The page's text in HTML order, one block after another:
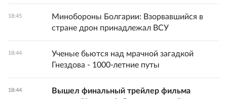
18:45
Минобороны Болгарии: Взорвавшийся в
стране дрон принадлежал ВСУ
18:44
Ученые бьются над мрачной загадкой
Гнездова - 1000-летние путы
18:44
Вышел финальный трейлер фильма